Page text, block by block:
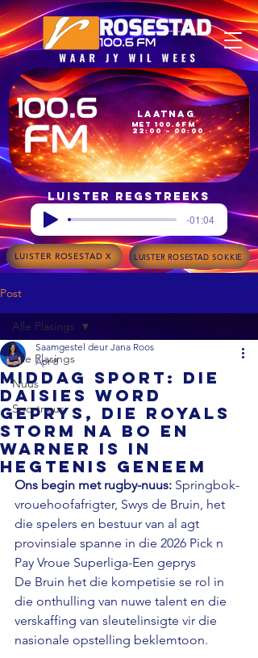
22:00 – 00:00
met 100.6FM
Laatnag
Luister regstreeks
-01:04
LUISTER ROSESTAD X LUISTER ROSESTAD SOKKIE
Post
Alle Plasings
Nuus
Sportnuus
Alle Plasings
MIDDAG SPORT: Die
Daisies word
geprys, die Royals
storm na bo en
Warner is in
hegtenis geneem
Saamgestel deur Jana Roos
Apr 8
Ons begin met rugby-nuus: Springbok-
vrouehoofafrigter, Swys de Bruin, het
die spelers en bestuur van al agt
provinsiale spanne in die 2026 Pick n
Pay Vroue Superliga-Een geprys
De Bruin het die kompetisie se rol in
die onthulling van nuwe talent en die
verskaffing van sleutelinsigte vir die
nasionale opstelling beklemtoon.